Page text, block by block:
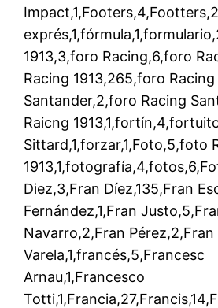
1913,3,foro Racing,6,foro
Racing 1913,265,foro Racing
Santander,2,foro Racing
Raicng
Sittard,1,forzar,1,Foto,5,foto
Diez,3,Fran Díez,135,Fran
Fernández,1,Fran
Navarro,2,Fran
Varela,1,francés,5,Francesc
Arnau,1,Francesco